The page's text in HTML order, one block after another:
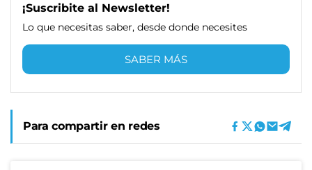
¡Suscribite al Newsletter!
Lo que necesitas saber, desde donde necesites
SABER MÁS
Para compartir en redes